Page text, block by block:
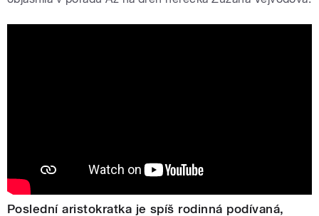
Poslední aristokratka je spíš rodinná podívaná,